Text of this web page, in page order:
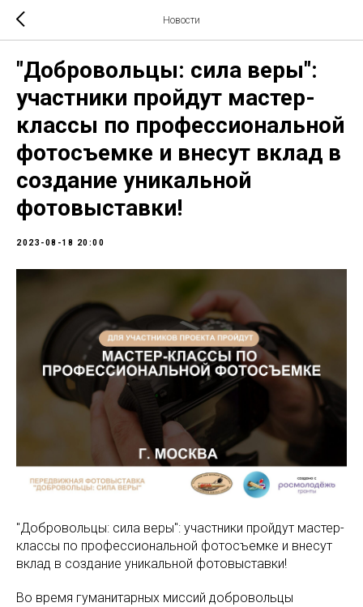
Новости
"Добровольцы: сила веры":
участники пройдут мастер-
классы по профессиональной
фотосъемке и внесут вклад в
создание уникальной
фотовыставки!
2023-08-18 20:00
"Добровольцы: сила веры": участники пройдут мастер-
классы по профессиональной фотосъемке и внесут
вклад в создание уникальной фотовыставки!
Во время гуманитарных миссий добровольцы